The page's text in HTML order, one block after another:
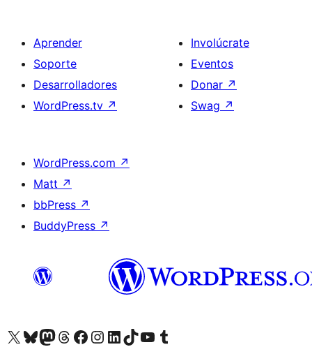
Aprender
Soporte
Desarrolladores
WordPress.tv ↗
Involúcrate
Eventos
Donar ↗
Swag ↗
WordPress.com ↗
Matt ↗
bbPress ↗
BuddyPress ↗
Visita nuestra cuenta de X (anteriormente Twitter)
Visita nuestra cuenta de Bluesky
Visita nuestra cuenta de Mastodon
Visita nuestra cuenta de Threads
Visita nuestra página de Facebook
Visita nuestra cuenta de Instagram
Visita nuestra cuenta de LinkedIn
Visita nuestra cuenta de TikTok
Visita nuestro canal de YouTube
Visita nuestra cuenta de Tumblr